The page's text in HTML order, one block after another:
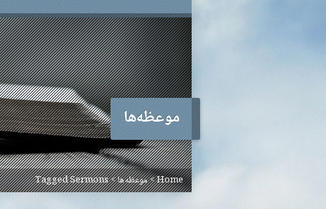
موعظه‌ها
Home
>موعظه‌ها>
Tagged Sermons